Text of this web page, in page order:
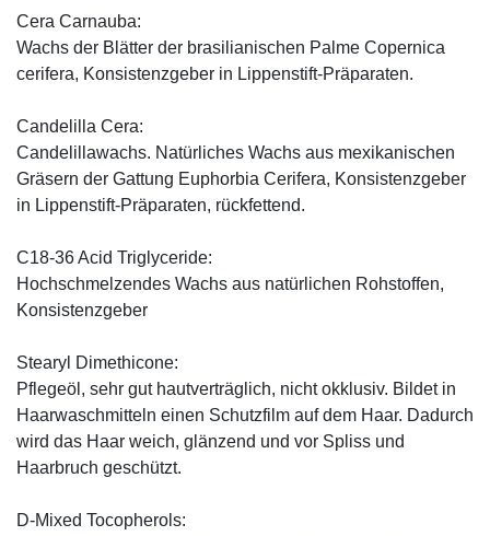
Cera Carnauba:
Wachs der Blätter der brasilianischen Palme Copernica
cerifera, Konsistenzgeber in Lippenstift-Präparaten.
Candelilla Cera:
Candelillawachs. Natürliches Wachs aus mexikanischen
Gräsern der Gattung Euphorbia Cerifera, Konsistenzgeber
in Lippenstift-Präparaten, rückfettend.
C18-36 Acid Triglyceride:
Hochschmelzendes Wachs aus natürlichen Rohstoffen,
Konsistenzgeber
Stearyl Dimethicone:
Pflegeöl, sehr gut hautverträglich, nicht okklusiv. Bildet in
Haarwaschmitteln einen Schutzfilm auf dem Haar. Dadurch
wird das Haar weich, glänzend und vor Spliss und
Haarbruch geschützt.
D-Mixed Tocopherols: